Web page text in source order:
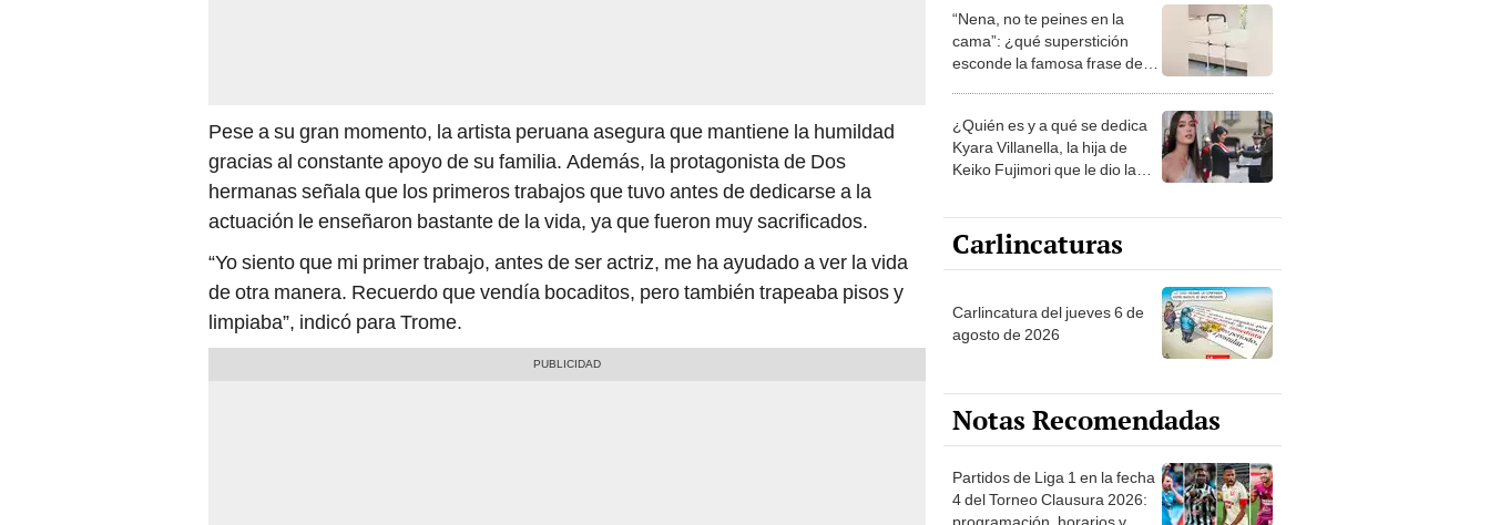
Pese a su gran momento, la artista peruana asegura que mantiene la humildad
gracias al constante apoyo de su familia. Además, la protagonista de Dos
hermanas señala que los primeros trabajos que tuvo antes de dedicarse a la
actuación le enseñaron bastante de la vida, ya que fueron muy sacrificados.
“Yo siento que mi primer trabajo, antes de ser actriz, me ha ayudado a ver la vida
de otra manera. Recuerdo que vendía bocaditos, pero también trapeaba pisos y
limpiaba”, indicó para Trome.
“Nena, no te peines en la
cama”: ¿qué superstición
esconde la famosa frase de
¿Quién es y a qué se dedica
Kyara Villanella, la hija de
Keiko Fujimori que le dio la
Carlincaturas
Carlincatura del jueves 6 de
agosto de 2026
Notas Recomendadas
Partidos de Liga 1 en la fecha
4 del Torneo Clausura 2026:
programación, horarios y